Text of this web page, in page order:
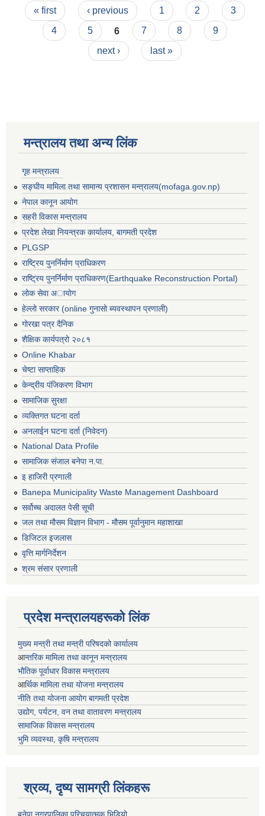
Pages
« first ‹ previous 1 2
3
4
5 6 7 8
9
next ›
last »
मन्त्रालय तथा अन्य लिंक
गृह मन्त्रालय
सङ्घीय मामिला तथा सामान्य प्रशासन मन्त्रालय(mofaga.gov.np)
नेपाल कानून आयोग
सहरी विकास मन्त्रालय
प्रदेश लेखा नियन्त्रक कार्यालय, बागमती प्रदेश
PLGSP
राष्ट्रिय पुनर्निर्माण प्राधिकरण
राष्ट्रिय पुनर्निर्माण प्राधिकरण(Earthquake Reconstruction Portal)
लोक सेवा अायोग
हेल्लो सरकार (online गुनासो ब्यवस्थापन प्रणाली)
गोरखा पत्र दैनिक
शैक्षिक कार्यपत्रो २०८१
Online Khabar
चेष्टा साप्ताहिक
केन्द्रीय पंजिकरण विभाग
सामाजिक सुरक्षा
व्यक्तिगत घटना दर्ता
अनलाईन घटना दर्ता (निवेदन)
National Data Profile
सामाजिक संजाल बनेपा न.पा.
इ हाजिरी प्रणाली
Banepa Municipality Waste Management Dashboard
सर्वोच्च अदालत पेसी सूची
जल तथा मौसम विज्ञान विभाग - मौसम पूर्वानुमान महाशाखा
डिजिटल इजलास
वृत्ति मार्गनिर्देशन
श्रम संसार प्रणाली
प्रदेश मन्त्रालयहरूको लिंक
मुख्य मन्त्री तथा मन्त्री परिषदको कार्यालय
आन्तरिक मामिला तथा कानून मन्त्रालय
भाैतिक पूर्वाधार विकास मन्त्रालय
आर्थिक मामिला तथा योजना मन्त्रालय
नीति तथा योजना आयोग बागमती प्रदेश
उद्योग, पर्यटन, वन तथा वातावरण मन्त्रालय
सामाजिक विकास मन्त्रालय
भुमि व्यवस्था, कृषि मन्त्रालय
श्रव्य, दृष्य सामग्री लिंकहरू